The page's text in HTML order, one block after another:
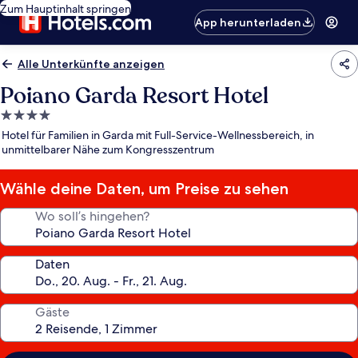
Zum Hauptinhalt springen
App herunterladen
Alle Unterkünfte anzeigen
Poiano Garda Resort Hotel
4.0-
Sterne-
Unterkunft
Hotel für Familien in Garda mit Full-Service-Wellnessbereich, in
unmittelbarer Nähe zum Kongresszentrum
Wähle deine Daten, um Preise zu sehen
Wo soll’s hingehen?
Daten
Gäste